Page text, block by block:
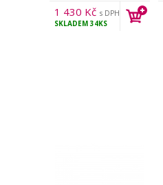
1 430 Kč s DPH
SKLADEM34KS